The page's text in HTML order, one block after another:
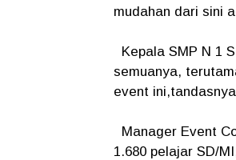
mudahan dari sini
Kepala SMP N 1
semuanya,
event
Manager Event
1.680 pelajar SD/